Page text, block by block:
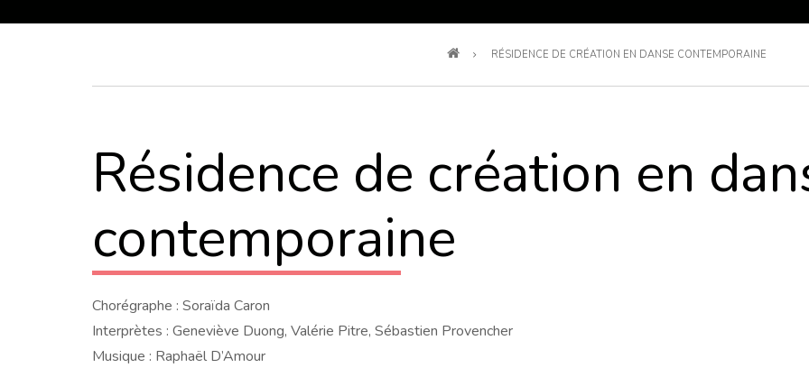
RÉSIDENCE DE CRÉATION EN DANSE CONTEMPORAINE
Résidence de création en
contemporaine
Chorégraphe : Soraïda Caron
Interprètes : Geneviève Duong, Valérie Pitre, Sébastien Provencher
Musique : Raphaël D’Amour